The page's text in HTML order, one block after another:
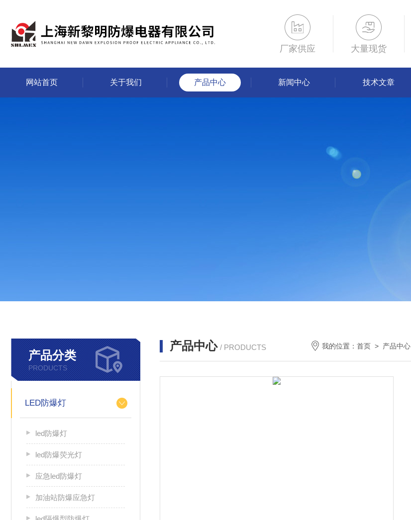
厂家供应 大量现货
网站首页 关于我们 产品中心 新闻中心 技术文章
产品分类
PRODUCTS
LED防爆灯
led防爆灯
led防爆荧光灯
应急led防爆灯
加油站防爆应急灯
产品中心 / PRODUCTS 我的位置： 首页 > 产品中心